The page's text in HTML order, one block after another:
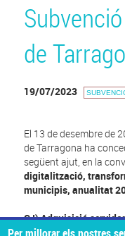
de
19/07/2023
El 13 de desembre de
de Tarragona ha
següent ajut, en la
digitalització,
municipis, anualitat
C I) Adquisició
Pressupost elegible: